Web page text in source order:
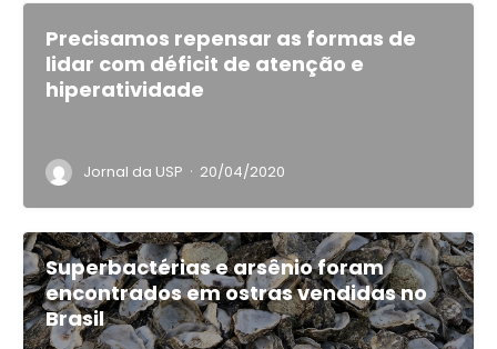
Precisamos repensar as formas de
lidar com déficit de atenção e
hiperatividade
Jornal da USP · 20/04/2020
Superbactérias e arsênio foram
encontrados em ostras vendidas no
Brasil